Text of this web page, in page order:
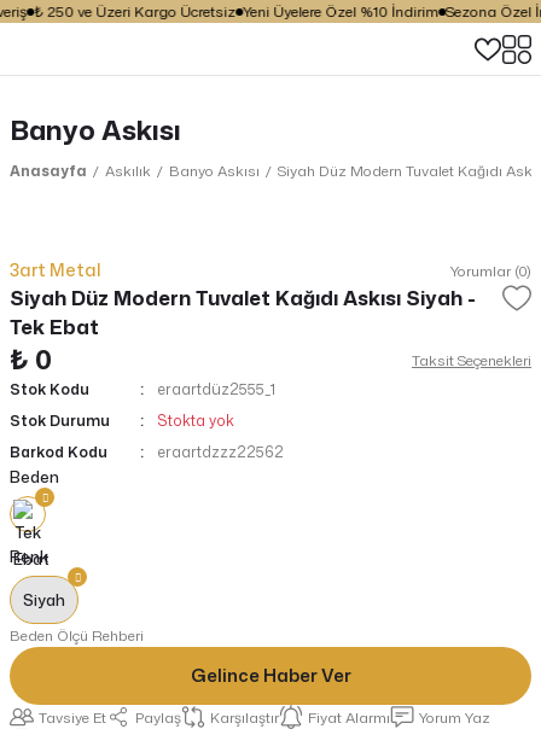
₺ 250 ve Üzeri Kargo Ücretsiz Yeni Üyelere Özel %10 İndirim Sezona Özel
Banyo Askısı
Anasayfa Askılık Banyo Askısı Siyah Düz Modern Tuvalet Kağıdı
3art Metal Yorumlar (0)
Siyah Düz Modern Tuvalet Kağıdı Askısı Siyah -
Tek Ebat
₺ 0
Taksit Seçenekleri
Stok Kodu
eraartdüz2555_1
Stok Durumu
Stokta yok
Barkod Kodu
eraartdzzz22562
Beden
Renk
Siyah
Beden Ölçü Rehberi
Gelince Haber Ver
Tavsiye Et Paylaş Karşılaştır Fiyat Alarmı
Yorum Yaz